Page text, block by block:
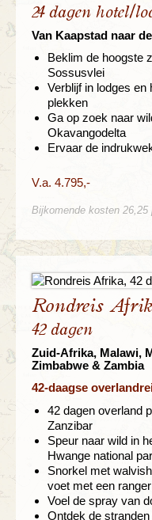
24 dagen hotel/
Van Kaapstad naar
Beklim de hoogste
Sossusvlei
Verblijf in lodges en
plekken
Ga op zoek naar
Okavangodelta
Ervaar de
V.a. 4.795,-
Bijkomende kosten 26,25
Rondreis
42 dagen
Zuid-Afrika, Malawi,
Zimbabwe & Zambia
42-daagse
42 dagen overland
Zanzibar
Speur naar wild in
Hwange national
Snorkel met
voet met een
Voel de spray van
Ontdek de